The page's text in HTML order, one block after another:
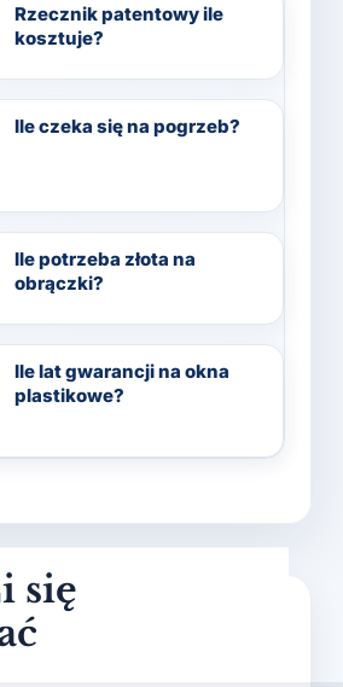
Rzecznik patentowy ile
kosztuje?
Ile czeka się na pogrzeb?
Ile potrzeba złota na
obrączki?
Ile lat gwarancji na okna
plastikowe?